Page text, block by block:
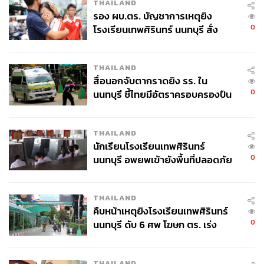
THAILAND
รอง ผบ.ตร. บัญชาการเหตุยิง
โรงเรียนเทพศิรินทร์ นนทบุรี สั่ง
0
THAILAND
สื่อนอกจับตากราดยิง รร. ใน
นนทบุรี ชี้ไทยมีอัตราครอบครองปืน
0
THAILAND
นักเรียนโรงเรียนเทพศิรินทร์
นนทบุรี อพยพเข้ายังพื้นที่ปลอดภัย
0
THAILAND
คืบหน้าเหตุยิงโรงเรียนเทพศิรินทร์
นนทบุรี ดับ 6 ศพ โฆษก ตร. เร่ง
0